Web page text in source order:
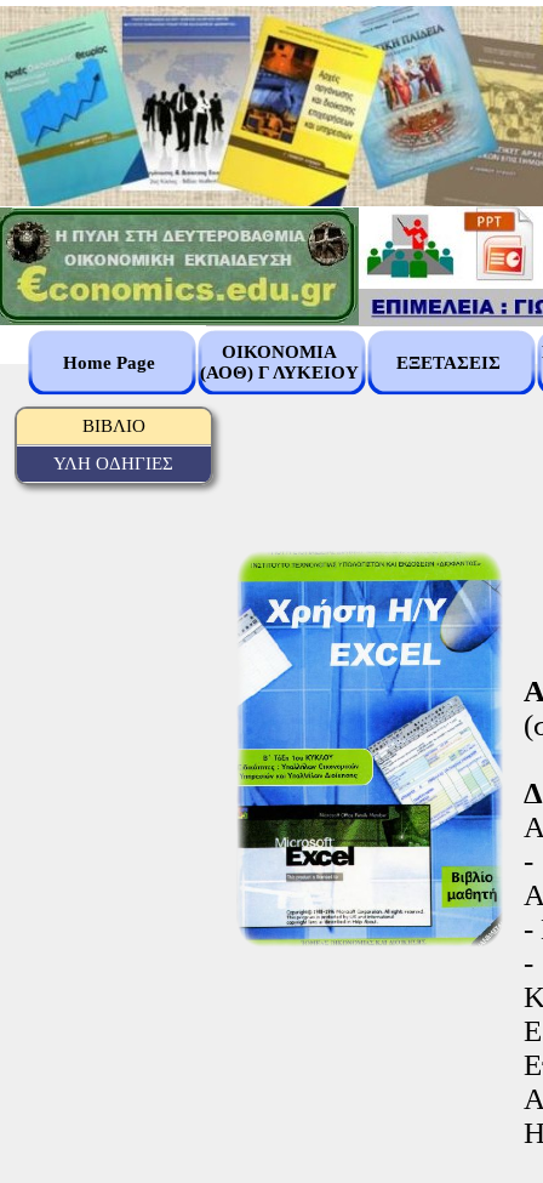
Home Page
ΟΙΚΟΝΟΜΙΑ
(ΑΟΘ) Γ ΛΥΚΕΙΟΥ
ΕΞΕΤΑΣΕΙΣ
ΒΙΒΛΙΟ
ΥΛΗ ΟΔΗΓΙΕΣ
-
-